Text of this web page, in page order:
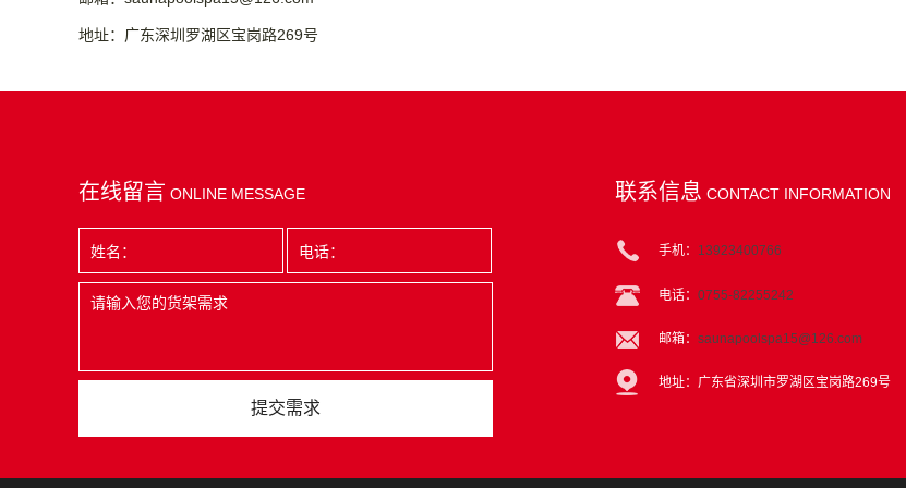
地址：广东深圳罗湖区宝岗路269号
在线留言 ONLINE MESSAGE 联系信息 CONTACT INFORMATION
手机： 13923400766
电话： 0755-82255242
邮箱： saunapoolspa15@126.com
地址：广东省深圳市罗湖区宝岗路269号